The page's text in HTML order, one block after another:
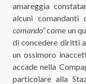
amareggia
alcuni comandanti
comando”come un
di concedere diritti
un ossimoro
accade nella
particolare alla